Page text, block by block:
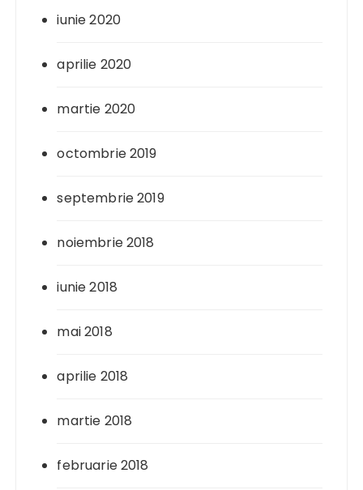
iunie 2020
aprilie 2020
martie 2020
octombrie 2019
septembrie 2019
noiembrie 2018
iunie 2018
mai 2018
aprilie 2018
martie 2018
februarie 2018